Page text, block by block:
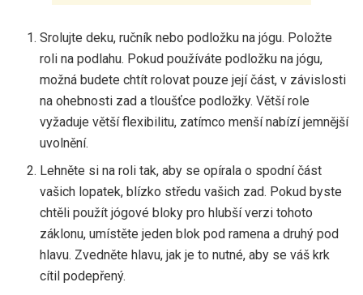
Srolujte deku, ručník nebo podložku na jógu. Položte
roli na podlahu. Pokud používáte podložku na jógu,
možná budete chtít rolovat pouze její část, v závislosti
na ohebnosti zad a tloušťce podložky. Větší role
vyžaduje větší flexibilitu, zatímco menší nabízí jemnější
uvolnění.
Lehněte si na roli tak, aby se opírala o spodní část
vašich lopatek, blízko středu vašich zad. Pokud byste
chtěli použít jógové bloky pro hlubší verzi tohoto
záklonu, umístěte jeden blok pod ramena a druhý pod
hlavu. Zvedněte hlavu, jak je to nutné, aby se váš krk
cítil podepřený.